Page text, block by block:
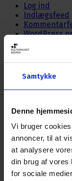
Samtykke
Denne
Vi bruger
annoncer, til at
at analysere
din brug af vores
for sociale
Log ind
Indlægsfeed
Nyhedsbrev
Tilmeld dig
arrangementer
EMAIL ADRESSE
Åbningstider